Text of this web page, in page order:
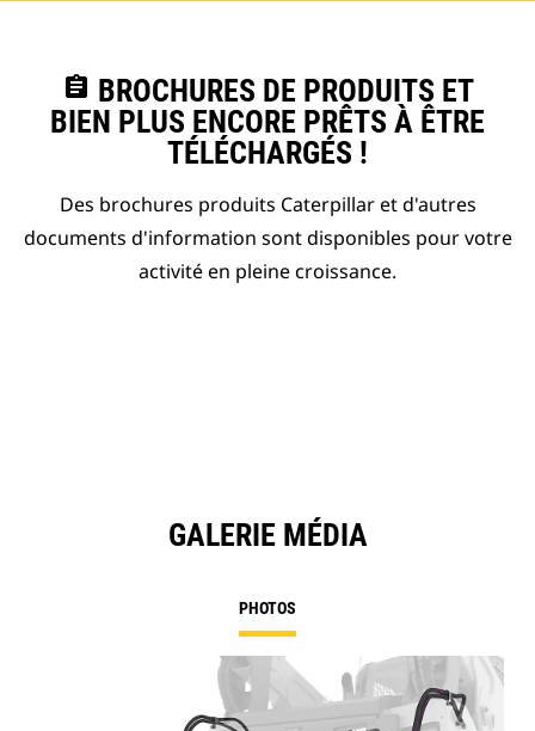
assignment BROCHURES DE PRODUITS ET
BIEN PLUS ENCORE PRÊTS À ÊTRE
TÉLÉCHARGÉS !
Des brochures produits Caterpillar et d'autres
documents d'information sont disponibles pour votre
activité en pleine croissance.
GALERIE MÉDIA
PHOTOS